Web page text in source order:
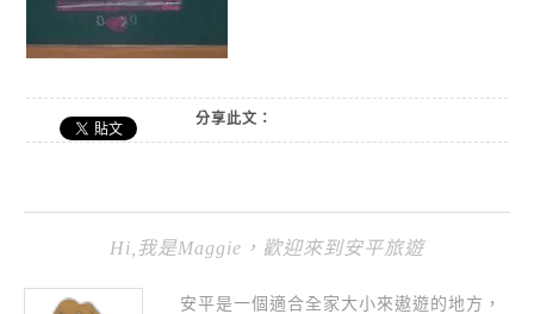
分享此文：
Hi,我是Maggie，歡迎來到安平旅遊
安平是一個適合全家大小來遨遊的地方，